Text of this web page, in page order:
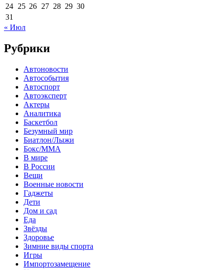
24 25 26 27 28 29 30
31
« Июл
Рубрики
Автоновости
Автособытия
Автоспорт
Автоэксперт
Актеры
Аналитика
Баскетбол
Безумный мир
Биатлон/Лыжи
Бокс/MMA
В мире
В России
Вещи
Военные новости
Гаджеты
Дети
Дом и сад
Еда
Звёзды
Здоровье
Зимние виды спорта
Игры
Импортозамещение